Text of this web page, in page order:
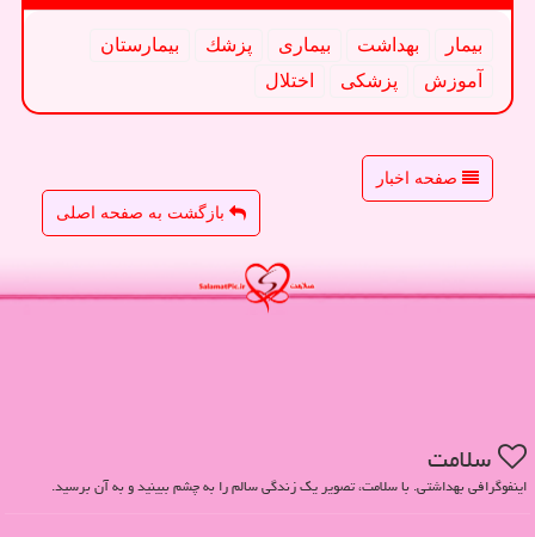
بیمار بهداشت بیماری پزشك
بیمارستان
آموزش
پزشكی اختلال
صفحه اخبار
بازگشت به صفحه اصلی
سلامت
اینفوگرافی بهداشتی. با سلامت، تصویر یک زندگی سالم را به چشم ببینید و به آن برسید.